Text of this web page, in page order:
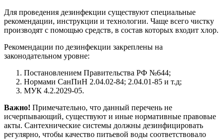
Для проведения дезинфекции существуют специальные
рекомендации, инструкции и технологии. Чаще всего чистку
производят с помощью средств, в состав которых входит хлор.
Рекомендации по дезинфекции закреплены на
законодательном уровне:
Постановлением Правительства РФ №644;
Нормами СанПиН 2.04.02-84; 2.04.01-85 и т.д;
МУК 4.2.2029-05.
Важно! Примечательно, что данный перечень не
исчерпывающий, существуют и иные нормативные правовые
акты. Сантехнические системы должны дезинфицировать
регулярно, чтобы качество питьевой воды соответствовало